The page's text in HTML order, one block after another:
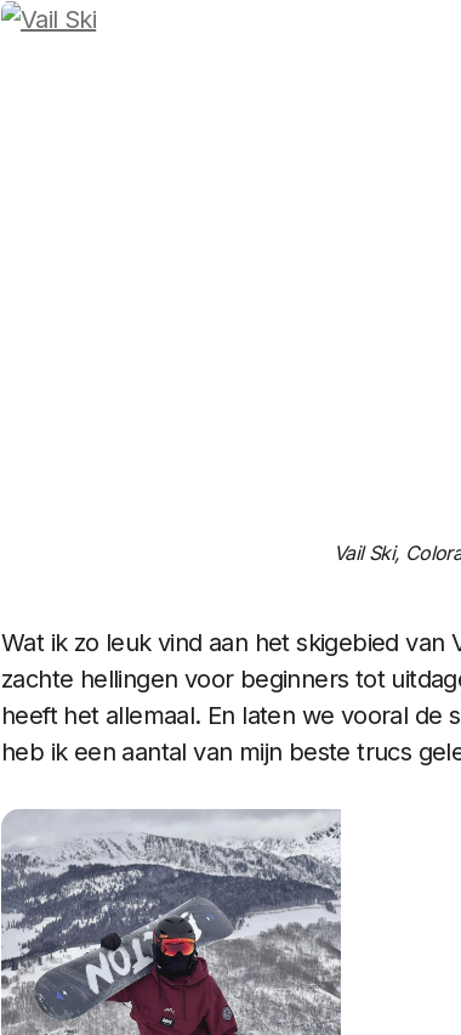
Vail Ski,
Wat ik zo leuk vind aan het skigebied van
zachte hellingen voor beginners tot
heeft het allemaal. En laten we vooral de
heb ik een aantal van mijn beste trucs